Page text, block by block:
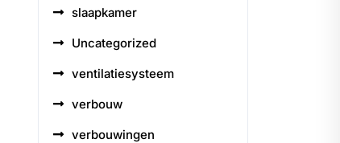
slaapkamer
Uncategorized
ventilatiesysteem
verbouw
verbouwingen